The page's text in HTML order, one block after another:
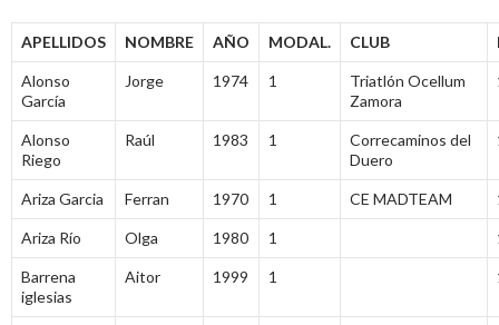
APELLIDOS NOMBRE AÑO MODAL. CLUB
Alonso
García
Jorge 1974 1
Triatlón Ocellum
Zamora
Alonso
Riego
Raúl 1983 1
Correcaminos del
Duero
Ariza Garcia Ferran 1970 1 CE MADTEAM
Ariza Río Olga 1980 1
Barrena
iglesias
Aitor 1999 1